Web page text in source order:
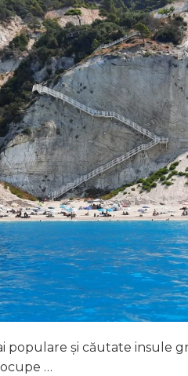
populare și căutate insule
ocupe …